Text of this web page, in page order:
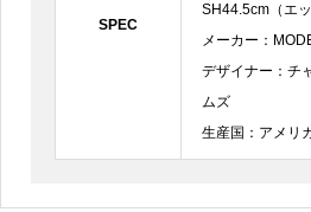
SPEC
SH44.5cm（エ
メーカー：
デザイナー：チ
ムズ
生産国：アメリ